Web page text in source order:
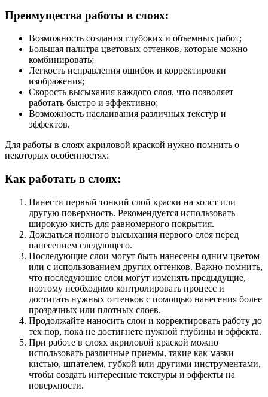
Преимущества работы в слоях:
Возможность создания глубоких и объемных работ;
Большая палитра цветовых оттенков, которые можно
комбинировать;
Легкость исправления ошибок и корректировки
изображения;
Скорость высыхания каждого слоя, что позволяет
работать быстро и эффективно;
Возможность наслаивания различных текстур и
эффектов.
Для работы в слоях акриловой краской нужно помнить о
некоторых особенностях:
Как работать в слоях:
Нанести первый тонкий слой краски на холст или
другую поверхность. Рекомендуется использовать
широкую кисть для равномерного покрытия.
Дождаться полного высыхания первого слоя перед
нанесением следующего.
Последующие слои могут быть нанесены одним цветом
или с использованием других оттенков. Важно помнить,
что последующие слои могут изменять предыдущие,
поэтому необходимо контролировать процесс и
достигать нужных оттенков с помощью нанесения более
прозрачных или плотных слоев.
Продолжайте наносить слои и корректировать работу до
тех пор, пока не достигнете нужной глубины и эффекта.
При работе в слоях акриловой краской можно
использовать различные приемы, такие как мазки
кистью, шпателем, губкой или другими инструментами,
чтобы создать интересные текстуры и эффекты на
поверхности.